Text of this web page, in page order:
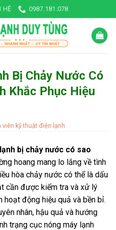
HỆ 0987.181.078
Bị Chảy Nước Có
Khắc Phục Hiệu
viên kỹ thuật điện lạnh
bị chảy nước có sao
hoang mang lo lắng về tình
hòa chảy nước có thể là dấu
cần được kiểm tra và xử lý
động hiệu quả và bền bỉ.
nhân, hậu quả và hướng
trạng cục nóng máy lạnh